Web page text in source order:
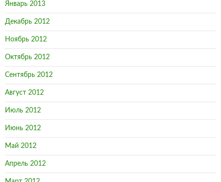
Январь 2013
Декабрь 2012
Ноябрь 2012
Октябрь 2012
Сентябрь 2012
Август 2012
Июль 2012
Июнь 2012
Май 2012
Апрель 2012